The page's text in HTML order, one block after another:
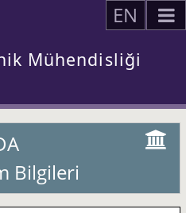
EN
Mühendisliği
Bilgileri